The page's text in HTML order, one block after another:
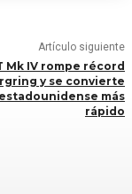
Artículo siguiente
Mk IV rompe récord
y se convierte
más
rápido